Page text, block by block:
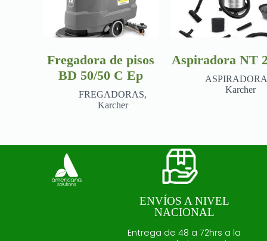
Fregadora de pisos
BD 50/50 C Ep
FREGADORAS,
Karcher
Aspiradora NT
Karcher
ENVÍOS A NIVEL
NACIONAL
Entrega de 48 a 72hrs a la